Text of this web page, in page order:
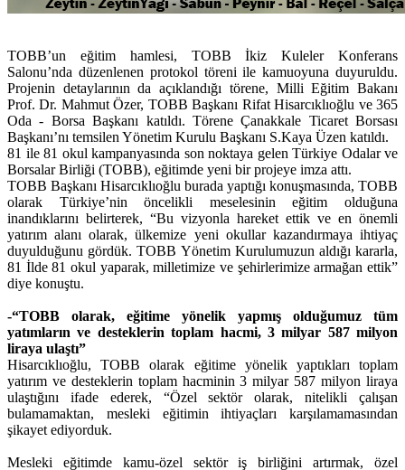
TOBB’un eğitim hamlesi, TOBB İkiz Kuleler Konferans
Salonu’nda düzenlenen protokol töreni ile kamuoyuna duyuruldu.
Projenin detaylarının da açıklandığı törene, Milli Eğitim Bakanı
Prof. Dr. Mahmut Özer, TOBB Başkanı Rifat Hisarcıklıoğlu ve 365
Oda - Borsa Başkanı katıldı. Törene Çanakkale Ticaret Borsası
Başkanı’nı temsilen Yönetim Kurulu Başkanı S.Kaya Üzen katıldı.
81 ile 81 okul kampanyasında son noktaya gelen Türkiye Odalar ve
Borsalar Birliği (TOBB), eğitimde yeni bir projeye imza attı.
TOBB Başkanı Hisarcıklıoğlu burada yaptığı konuşmasında, TOBB
olarak Türkiye’nin öncelikli meselesinin eğitim olduğuna
inandıklarını belirterek, “Bu vizyonla hareket ettik ve en önemli
yatırım alanı olarak, ülkemize yeni okullar kazandırmaya ihtiyaç
duyulduğunu gördük. TOBB Yönetim Kurulumuzun aldığı kararla,
81 İlde 81 okul yaparak, milletimize ve şehirlerimize armağan ettik”
diye konuştu.
-“TOBB olarak, eğitime yönelik yapmış olduğumuz tüm
yatımların ve desteklerin toplam hacmi, 3 milyar 587 milyon
liraya ulaştı”
Hisarcıklıoğlu, TOBB olarak eğitime yönelik yaptıkları toplam
yatırım ve desteklerin toplam hacminin 3 milyar 587 milyon liraya
ulaştığını ifade ederek, “Özel sektör olarak, nitelikli çalışan
bulamamaktan, mesleki eğitimin ihtiyaçları karşılamamasından
şikayet ediyorduk.
Mesleki eğitimde kamu-özel sektör iş birliğini artırmak, özel